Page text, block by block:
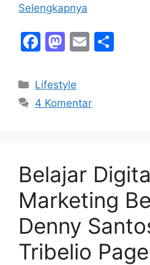
Selengkapnya
F
c
e
k
M
st
o
E
l
Kategori
Lifestyle
4 Komentar
Belajar
Marketing
Denny
Tribelio Page